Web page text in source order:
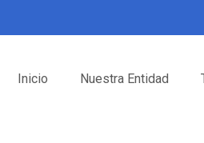
Inicio Nuestra Entidad